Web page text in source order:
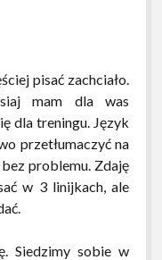
pisać zachciało.
mam dla was
dla treningu. Język
przetłumaczyć na
problemu. Zdaję
w 3 linijkach, ale
Siedzimy sobie w